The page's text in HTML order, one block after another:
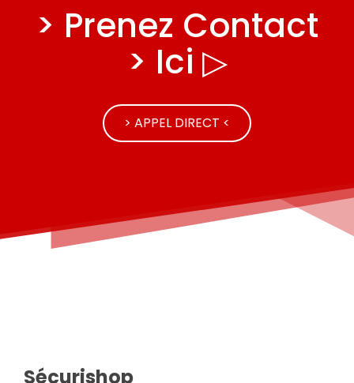
> Prenez Contact
> Ici ▷
> APPEL DIRECT <
Sécurishop